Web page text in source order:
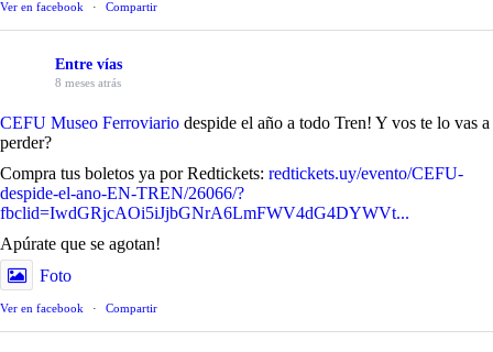
Ver en facebook · Compartir
Entre vías
8 meses atrás
CEFU Museo Ferroviario despide el año a todo Tren! Y vos te lo vas a
perder?
Compra tus boletos ya por Redtickets: redtickets.uy/evento/CEFU-
despide-el-ano-EN-TREN/26066/?
fbclid=IwdGRjcAOi5iJjbGNrA6LmFWV4dG4DYWVt...
Apúrate que se agotan!
Foto
Ver en facebook · Compartir